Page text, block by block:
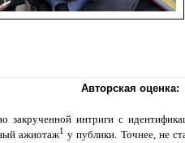
Авторская оценка:
закрученной интриги с
ажиотаж1 у публики. Точнее, не